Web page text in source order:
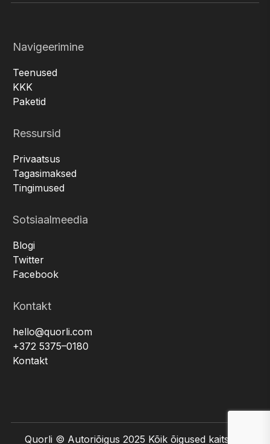
Navigeerimine
Teenused
KKK
Paketid
Ressursid
Privaatsus
Tagasimaksed
Tingimused
Sotsiaalmeedia
Blogi
Twitter
Facebook
Kontakt
hello@quorli.com
+372 5375–0180
Kontakt
Quorli © Autoriõigus 2025 Kõik õigused kaitstud.